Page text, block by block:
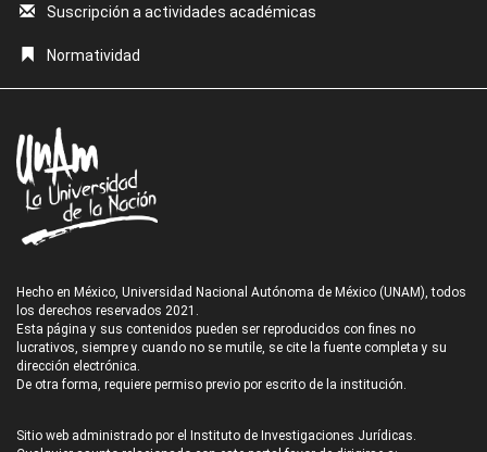
Suscripción a actividades académicas
Normatividad
Hecho en México, Universidad Nacional Autónoma de México (UNAM), todos
los derechos reservados 2021.
Esta página y sus contenidos pueden ser reproducidos con fines no
lucrativos, siempre y cuando no se mutile, se cite la fuente completa y su
dirección electrónica.
De otra forma, requiere permiso previo por escrito de la institución.
Sitio web administrado por el Instituto de Investigaciones Jurídicas.